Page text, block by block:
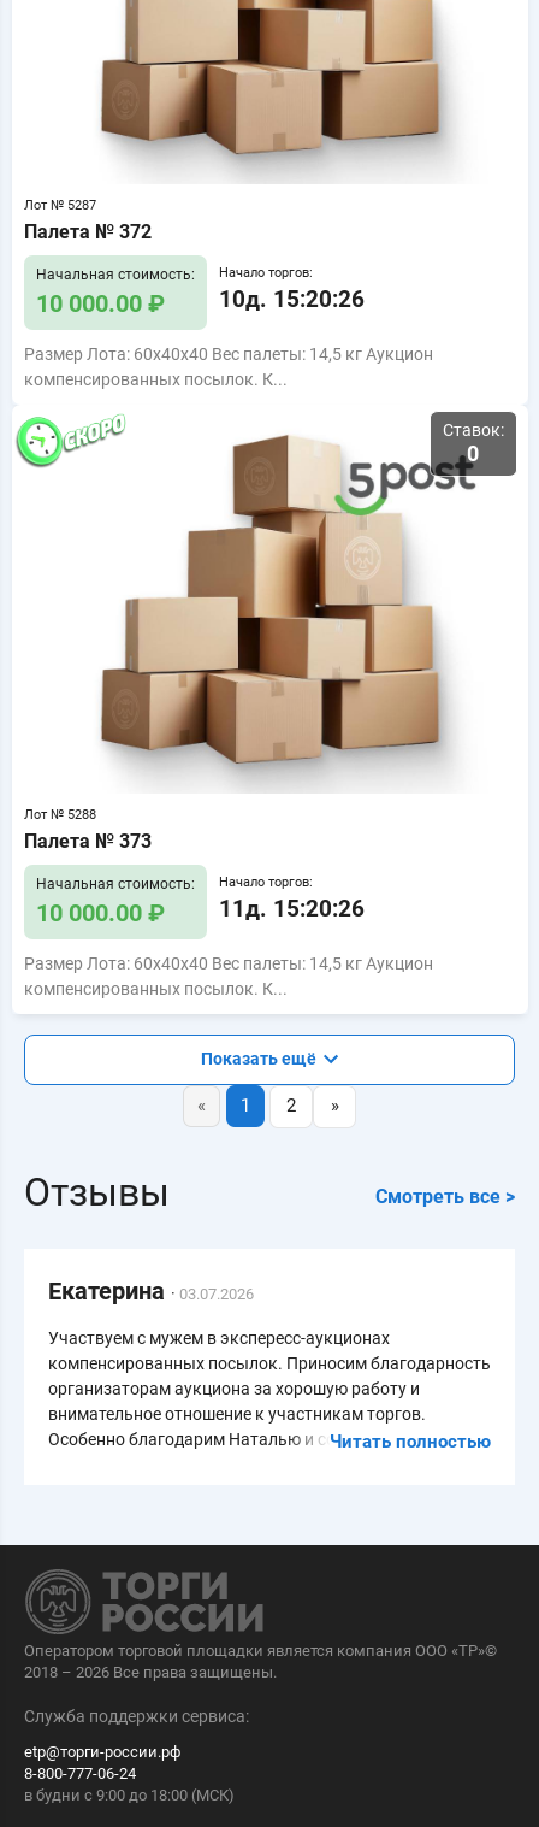
Лот № 5287
Палета № 372
Начальная стоимость:
10 000.00 ₽
Начало торгов:
10д. 15:20:25
Размер Лота: 60x40x40 Вес палеты: 14,5 кг Аукцион
компенсированных посылок. К...
Ставок:
0
Лот № 5288
Палета № 373
Начальная стоимость:
10 000.00 ₽
Начало торгов:
11д. 15:20:25
Размер Лота: 60x40x40 Вес палеты: 14,5 кг Аукцион
компенсированных посылок. К...
Показать ещё
« 1 2 »
Отзывы Смотреть все >
Екатерина · 03.07.2026
Участвуем с мужем в экспересс-аукционах
компенсированных посылок. Приносим благодарность
организаторам аукциона за хорошую работу и
внимательное отношение к участникам торгов.
Особенно благодарим Наталью и сотрудников тех.
Читать полностью
Оператором торговой площадки является компания ООО «ТР»©
2018 – 2026 Все права защищены.
Служба поддержки сервиса:
etp@торги-россии.рф
8-800-777-06-24
в будни с 9:00 до 18:00 (МСК)